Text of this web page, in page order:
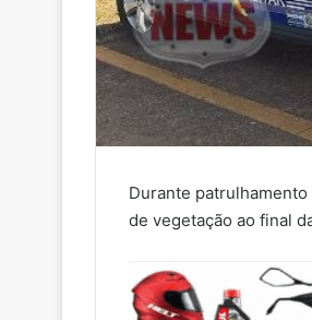
Durante
de vegetação ao final